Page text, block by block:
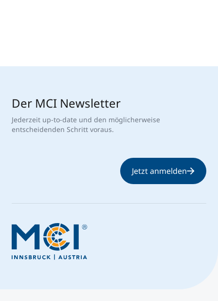
Der MCI Newsletter
Jederzeit up-to-date und den möglicherweise
entscheidenden Schritt voraus.
Jetzt anmelden